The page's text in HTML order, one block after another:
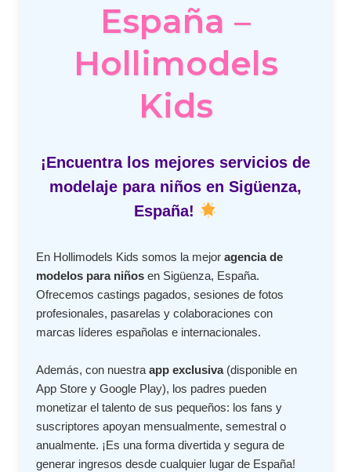
España –
Hollimodels
Kids
¡Encuentra los mejores servicios de
modelaje para niños en Sigüenza,
España!
En Hollimodels Kids somos la mejoragencia de
modelos para niños en Sigüenza, España.
Ofrecemos castings pagados, sesiones de fotos
profesionales, pasarelas y colaboraciones con
marcas líderes españolas e internacionales.
Además, con nuestraapp exclusiva(disponible en
App Store y Google Play), los padres pueden
monetizar el talento de sus pequeños: los fans y
suscriptores apoyan mensualmente, semestral o
anualmente. ¡Es una forma divertida y segura de
generar ingresos desde cualquier lugar de España!